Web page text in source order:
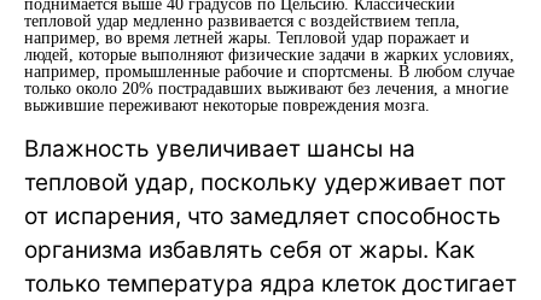
поднимается выше 40 градусов по Цельсию. Классический
тепловой удар медленно развивается с воздействием тепла,
например, во время летней жары. Тепловой удар поражает и
людей, которые выполняют физические задачи в жарких условиях,
например, промышленные рабочие и спортсмены. В любом случае
только около 20% пострадавших выживают без лечения, а многие
выжившие переживают некоторые повреждения мозга.
Влажность увеличивает шансы на
тепловой удар, поскольку удерживает пот
от испарения, что замедляет способность
организма избавлять себя от жары. Как
только температура ядра клеток достигает